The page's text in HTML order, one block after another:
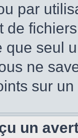
par
de
que seul
ne
sur un
un